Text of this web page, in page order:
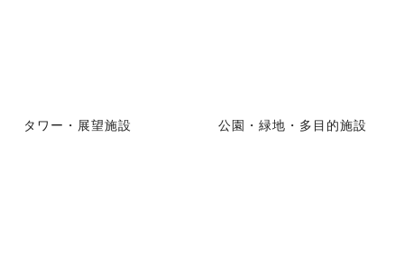
タワー・展望施設 公園・緑地・多目的施設